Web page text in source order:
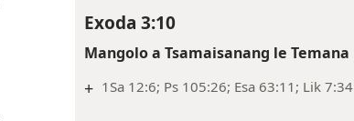
Exoda 3:10
Mangolo a Tsamaisanang le Temana
+ 1Sa 12:6; Ps 105:26; Esa 63:11; Lik 7:34